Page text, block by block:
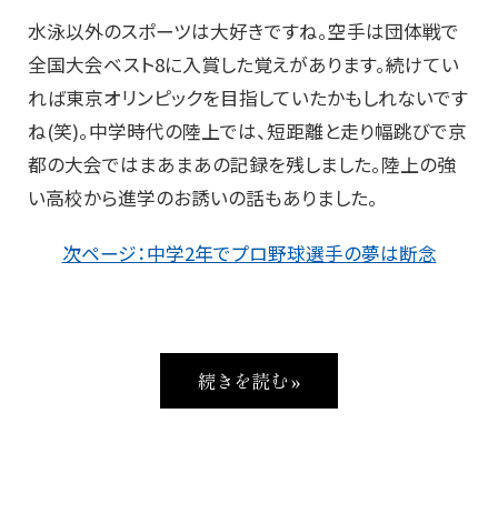
水泳以外のスポーツは大好きですね。空手は団体戦で
全国大会ベスト8に入賞した覚えがあります。続けてい
れば東京オリンピックを目指していたかもしれないです
ね(笑)。中学時代の陸上では、短距離と走り幅跳びで京
都の大会ではまあまあの記録を残しました。陸上の強
い高校から進学のお誘いの話もありました。
次ページ：中学2年でプロ野球選手の夢は断念
続きを読む »